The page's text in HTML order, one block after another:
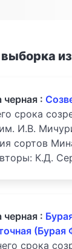
:
срока
И.В.
сортов
К.Д.
:
(Бурая
срока